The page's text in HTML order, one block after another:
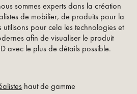
sommes experts dans la création
de mobilier, de produits pour la
pour cela les technologies et
afin de visualiser le produit
avec le plus de détails possible.
haut de gamme